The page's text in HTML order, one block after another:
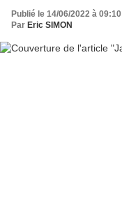
Publié le 14/06/2022 à 09:10
Par Eric SIMON